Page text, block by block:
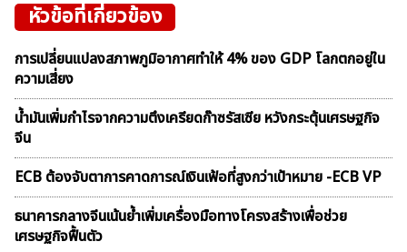
หัวข้อที่เกี่ยวข้อง
การเปลี่ยนแปลงสภาพภูมิอากาศทำให้ 4% ของ GDP โลกตกอยู่ใน
ความเสี่ยง
น้ำมันเพิ่มกำไรจากความตึงเครียดก๊าซรัสเซีย หวังกระตุ้นเศรษฐกิจ
จีน
ECB ต้องจับตาการคาดการณ์เงินเฟ้อที่สูงกว่าเป้าหมาย -ECB VP
ธนาคารกลางจีนเน้นย้ำเพิ่มเครื่องมือทางโครงสร้างเพื่อช่วย
เศรษฐกิจฟื้นตัว